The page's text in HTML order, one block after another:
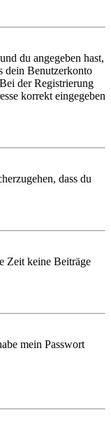
du angegeben hast,
dein Benutzerkonto
der Registrierung
korrekt eingegeben
dass du
Zeit keine Beiträge
mein Passwort